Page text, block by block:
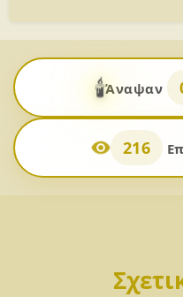
🕯️Άναψαν
216